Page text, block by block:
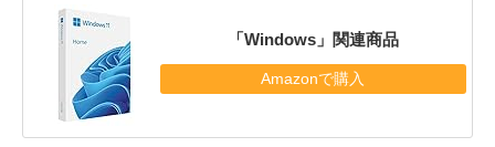
「Windows」関連商品
Amazonで購入